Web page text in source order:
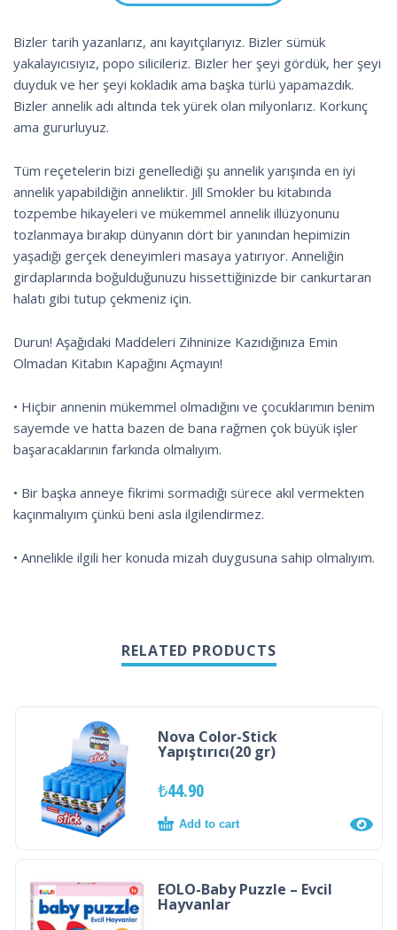
Bizler tarih yazanlarız, anı kayıtçılarıyız. Bizler sümük
yakalayıcısıyız, popo silicileriz. Bizler her şeyi gördük, her şeyi
duyduk ve her şeyi kokladık ama başka türlü yapamazdık.
Bizler annelik adı altında tek yürek olan milyonlarız. Korkunç
ama gururluyuz.
Tüm reçetelerin bizi genellediği şu annelik yarışında en iyi
annelik yapabildiğin anneliktir. Jill Smokler bu kitabında
tozpembe hikayeleri ve mükemmel annelik illüzyonunu
tozlanmaya bırakıp dünyanın dört bir yanından hepimizin
yaşadığı gerçek deneyimleri masaya yatırıyor. Anneliğin
girdaplarında boğulduğunuzu hissettiğinizde bir cankurtaran
halatı gibi tutup çekmeniz için.
Durun! Aşağıdaki Maddeleri Zihninize Kazıdığınıza Emin
Olmadan Kitabın Kapağını Açmayın!
• Hiçbir annenin mükemmel olmadığını ve çocuklarımın benim
sayemde ve hatta bazen de bana rağmen çok büyük işler
başaracaklarının farkında olmalıyım.
• Bir başka anneye fikrimi sormadığı sürece akıl vermekten
kaçınmalıyım çünkü beni asla ilgilendirmez.
• Annelikle ilgili her konuda mizah duygusuna sahip olmalıyım.
RELATED PRODUCTS
Nova Color-Stick
Yapıştırıcı(20 gr)
₺44.90
Add to cart
EOLO-Baby Puzzle – Evcil
Hayvanlar